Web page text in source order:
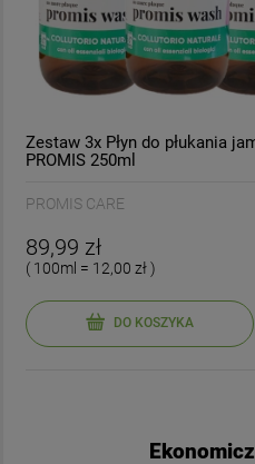
Zestaw 3x Płyn do płukania
PROMIS 250ml
PROMIS CARE
89,99 zł
( 100ml = 12,00 zł )
DO KOSZYKA